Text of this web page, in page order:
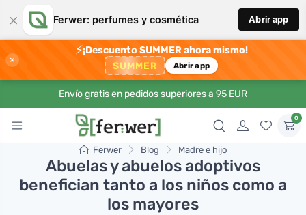
× Ferwer: perfumes y cosmética Abrir app
×
⚡¡Descuento SUMMER ahora mismo!
SUMMER Abrir app
Envío gratis en pedidos superiores a 95 EUR
0
Ferwer Blog Madre e hijo
Abuelas y abuelos adoptivos
benefician tanto a los niños como a
los mayores